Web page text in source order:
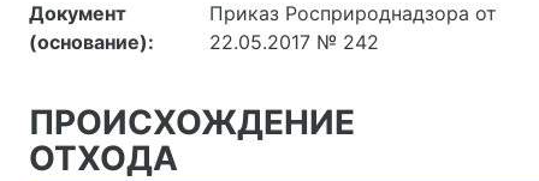
Документ
(основание):
Приказ Росприроднадзора от
22.05.2017 № 242
ПРОИСХОЖДЕНИЕ
ОТХОДА